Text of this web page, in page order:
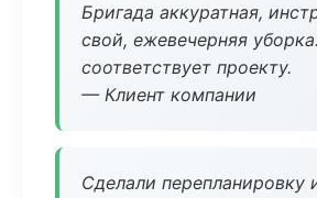
Бригада аккуратная,
свой, ежевечерняя
соответствует проекту.
— Клиент компании
Сделали перепланировку